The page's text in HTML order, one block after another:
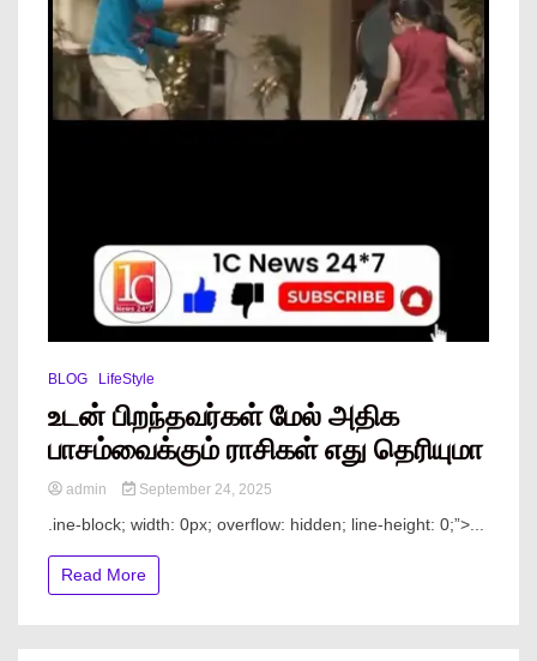
BLOG LifeStyle
உடன் பிறந்தவர்கள் மேல் அதிக
பாசம்வைக்கும் ராசிகள் எது தெரியுமா
admin September 24, 2025
.ine-block; width: 0px; overflow: hidden; line-height: 0;”> ...
Read More